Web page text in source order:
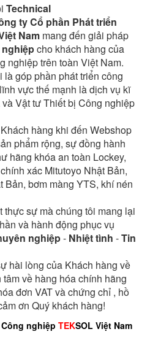
Technical
ty Cổ phần Phát triển
Nam mang đến giải pháp
cho khách hàng của
nghiệp trên toàn Việt Nam.
góp phần phát triển công
vực thế mạnh là dịch vụ kĩ
Vật tư Thiết bị Công nghiệp
hàng khi đến Webshop
phẩm rộng, sự đồng hành
hãng khóa an toàn Lockey,
xác Mitutoyo Nhật Bản,
Bản, bơm màng YTS, khí nén
sự mà chúng tôi mang lại
và hành động phục vụ
nghiệp- Nhiệt tình -Tin
hài lòng của Khách hàng về
về hàng hóa chính hãng
đơn VAT và chứng chỉ , hồ
ơn Quý khách hàng!
nghiệp TEKSOL Việt Nam